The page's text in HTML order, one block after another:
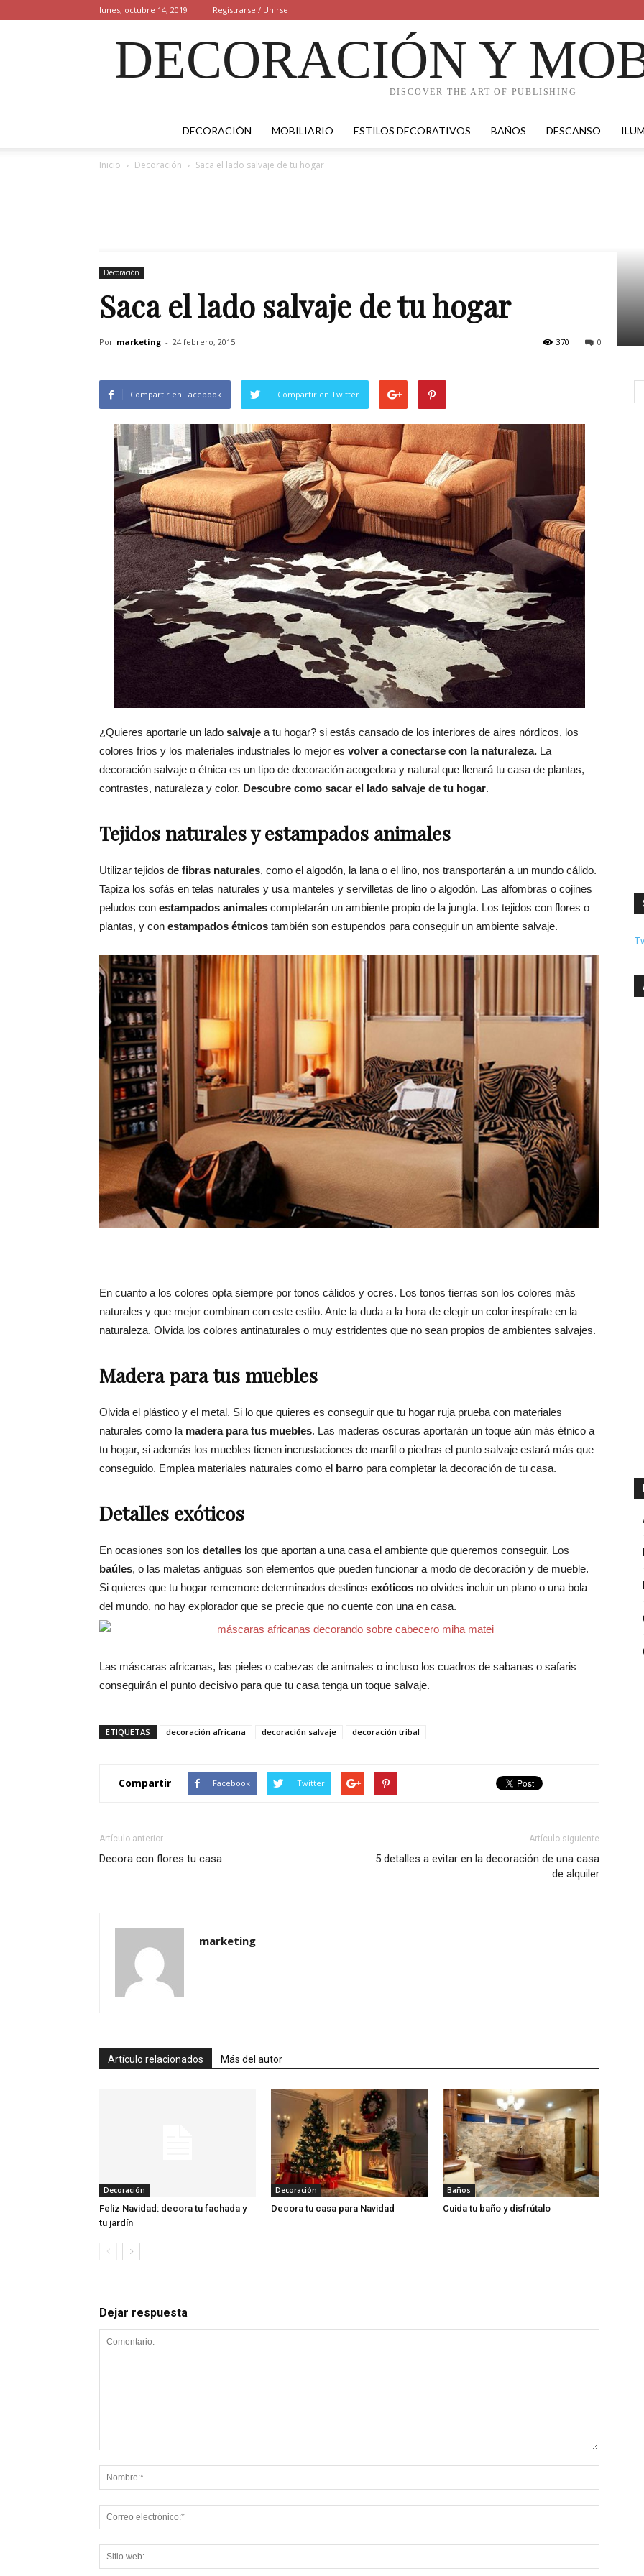
lunes, octubre 14, 2019 Registrarse / Unirse
DECORACIÓN Y
DISCOVER THE ART OF PUBLISHING
DECORACIÓN MOBILIARIO ESTILOS DECORATIVOS BAÑOS DESCANSO
Inicio Decoración Saca el lado salvaje de tu hogar
Decoración
Saca el lado salvaje de tu hogar
Por marketing - 24 febrero, 2015 0
370
Compartir en Facebook Compartir en Twitter
¿Quieres aportarle un lado salvaje a tu hogar? si estás cansado de los interiores de aires nórdicos, los
colores fríos y los materiales industriales lo mejor es volver a conectarse con la naturaleza. La
decoración salvaje o étnica es un tipo de decoración acogedora y natural que llenará tu casa de plantas,
contrastes, naturaleza y color. Descubre como sacar el lado salvaje de tu hogar.
Tejidos naturales y estampados animales
Utilizar tejidos de fibras naturales, como el algodón, la lana o el lino, nos transportarán a un mundo cálido.
Tapiza los sofás en telas naturales y usa manteles y servilletas de lino o algodón. Las alfombras o cojines
peludos con estampados animales completarán un ambiente propio de la jungla. Los tejidos con flores o
plantas, y con estampados étnicos también son estupendos para conseguir un ambiente salvaje.
En cuanto a los colores opta siempre por tonos cálidos y ocres. Los tonos tierras son los colores más
naturales y que mejor combinan con este estilo. Ante la duda a la hora de elegir un color inspírate en la
naturaleza. Olvida los colores antinaturales o muy estridentes que no sean propios de ambientes salvajes.
Madera para tus muebles
Olvida el plástico y el metal. Si lo que quieres es conseguir que tu hogar ruja prueba con materiales
naturales como la madera para tus muebles. Las maderas oscuras aportarán un toque aún más étnico a
tu hogar, si además los muebles tienen incrustaciones de marfil o piedras el punto salvaje estará más que
conseguido. Emplea materiales naturales como el barro para completar la decoración de tu casa.
Detalles exóticos
En ocasiones son los detalles los que aportan a una casa el ambiente que queremos conseguir. Los
baúles, o las maletas antiguas son elementos que pueden funcionar a modo de decoración y de mueble.
Si quieres que tu hogar rememore determinados destinos exóticos no olvides incluir un plano o una bola
del mundo, no hay explorador que se precie que no cuente con una en casa.
Las máscaras africanas, las pieles o cabezas de animales o incluso los cuadros de sabanas o safaris
conseguirán el punto decisivo para que tu casa tenga un toque salvaje.
ETIQUETAS decoración africana decoración salvaje decoración tribal
Compartir Facebook Twitter
Artículo anterior
Decora con flores tu casa
Artículo siguiente
5 detalles a evitar en la decoración de una casa
de alquiler
marketing
Artículo relacionados Más del autor
Decoración
Feliz Navidad: decora tu fachada y
tu jardín
Decoración
Decora tu casa para Navidad
Baños
Cuida tu baño y disfrútalo
Dejar respuesta